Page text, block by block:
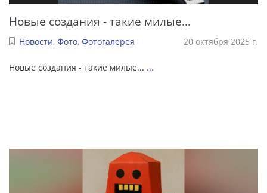
Новые создания - такие милые...
Новости, Фото, Фотогалерея 20 октября 2025 г.
Новые создания - такие милые... ...